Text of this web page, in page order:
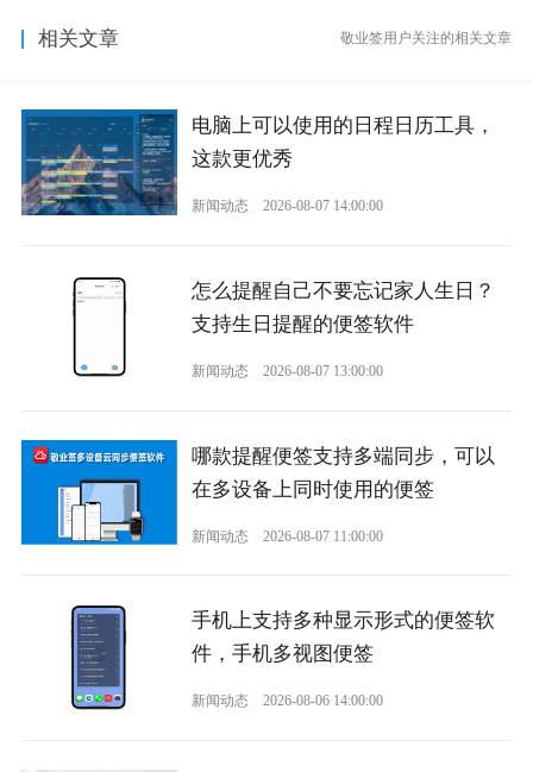
相关文章 敬业签用户关注的相关文章
电脑上可以使用的日程日历工具，
这款更优秀
新闻动态 2026-08-07 14:00:00
怎么提醒自己不要忘记家人生日？
支持生日提醒的便签软件
新闻动态 2026-08-07 13:00:00
哪款提醒便签支持多端同步，可以
在多设备上同时使用的便签
新闻动态 2026-08-07 11:00:00
手机上支持多种显示形式的便签软
件，手机多视图便签
新闻动态 2026-08-06 14:00:00